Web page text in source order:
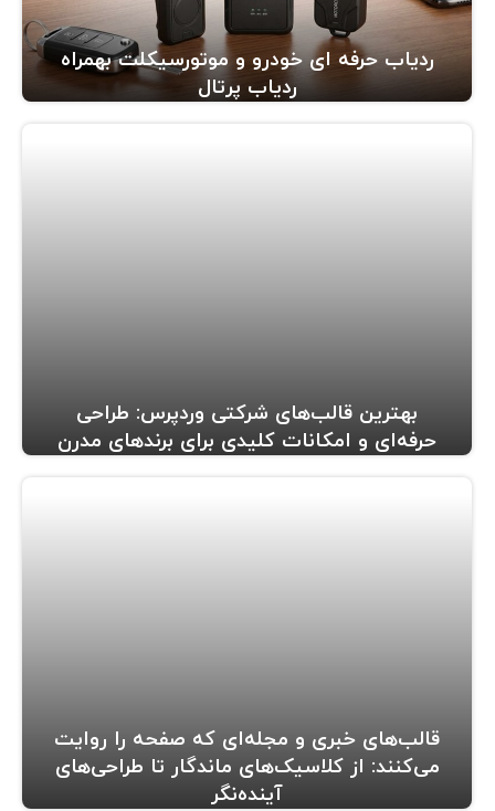
ردیاب حرفه ای خودرو و موتورسیکلت بهمراه
ردیاب پرتال
بهترین قالب‌های شرکتی وردپرس: طراحی
حرفه‌ای و امکانات کلیدی برای برندهای مدرن
قالب‌های خبری و مجله‌ای که صفحه را روایت
می‌کنند: از کلاسیک‌های ماندگار تا طراحی‌های
آینده‌نگر